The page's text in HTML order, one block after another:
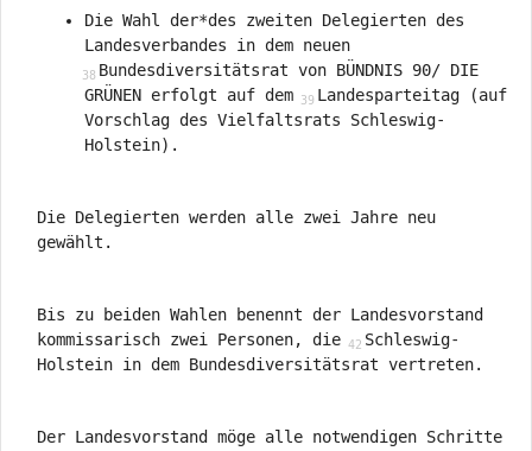
Die Wahl der*des zweiten Delegierten des
Landesverbandes in dem neuen
Bundesdiversitätsrat von BÜNDNIS 90/ DIE
GRÜNEN erfolgt auf dem
Landesparteitag (auf
Vorschlag des Vielfaltsrats Schleswig-
Holstein).
Die Delegierten werden alle zwei Jahre neu
gewählt.
Bis zu beiden Wahlen benennt der Landesvorstand
kommissarisch zwei Personen, die
Schleswig-
Holstein in dem Bundesdiversitätsrat vertreten.
Der Landesvorstand möge alle notwendigen Schritte